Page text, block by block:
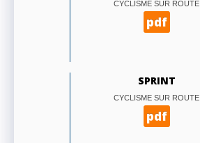
CYCLISME SUR ROUTE
pdf
SPRINT
CYCLISME SUR ROUTE
pdf